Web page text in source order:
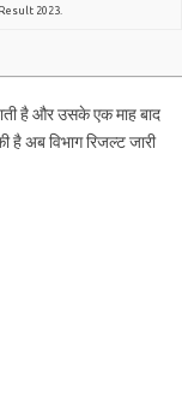
2023.
है और उसके एक माह बाद
है अब विभाग रिजल्ट जारी